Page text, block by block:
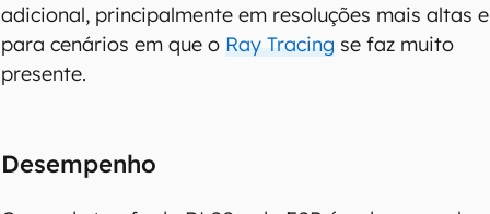
adicional, principalmente em resoluções mais altas e
para cenários em que o Ray Tracing se faz muito
presente.
Desempenho